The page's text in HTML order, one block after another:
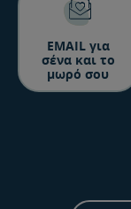
ΕΜΑΙL για
σένα και το
μωρό σου